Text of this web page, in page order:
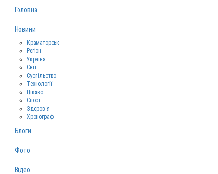
Головна
Новини
Краматорськ
Регіон
Україна
Світ
Суспільство
Технології
Цікаво
Спорт
Здоров‘я
Хронограф
Блоги
Фото
Відео